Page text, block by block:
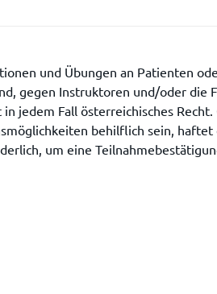
und Übungen an Patienten
gegen Instruktoren und/oder
jedem Fall österreichisches
behilflich sein,
um eine